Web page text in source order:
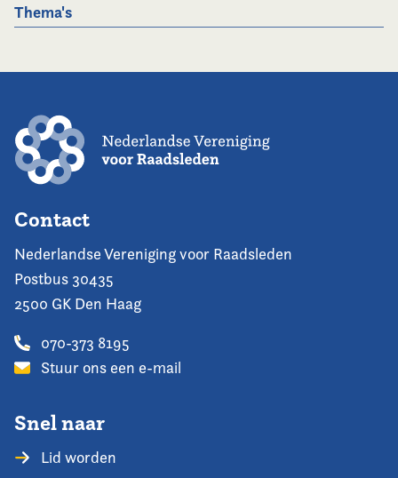
Thema's
Contact
Nederlandse Vereniging voor Raadsleden
Postbus 30435
2500 GK Den Haag
070-373 8195
Stuur ons een e-mail
Snel naar
Lid worden